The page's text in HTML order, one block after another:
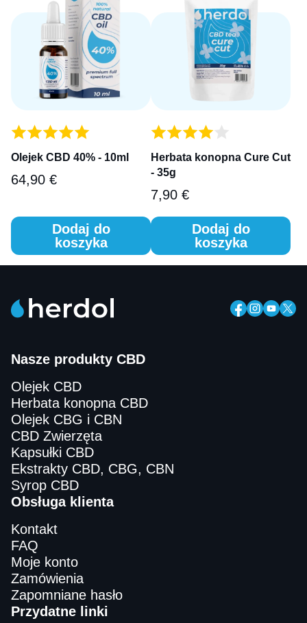
Olejek CBD 40% - 10ml
64,90 €
Dodaj do
koszyka
Herbata konopna Cure Cut
- 35g
7,90 €
Dodaj do
koszyka
Nasze produkty CBD
Olejek CBD
Herbata konopna CBD
Olejek CBG i CBN
CBD Zwierzęta
Kapsułki CBD
Ekstrakty CBD, CBG, CBN
Syrop CBD
Obsługa klienta
Kontakt
FAQ
Moje konto
Zamówienia
Zapomniane hasło
Przydatne linki